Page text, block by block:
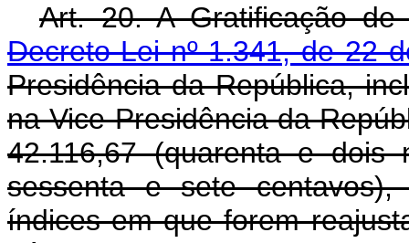
Art. 20. A Gratificação
Decreto-Lei nº 1.341, de 22
Presidência da República,
na Vice-Presidência da
42.116,67 (quarenta e dois
sessenta e sete
índices em que forem